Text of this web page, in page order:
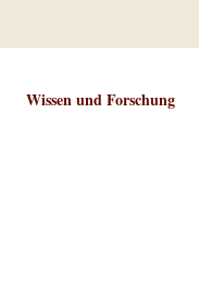
Wissen und Forschung